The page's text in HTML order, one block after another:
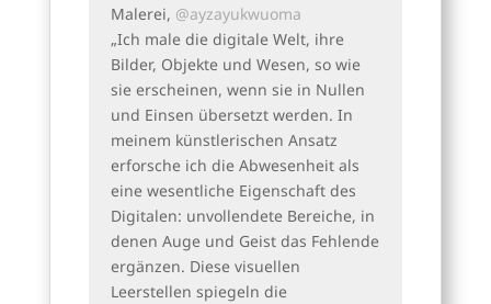
Malerei, @ayzayukwuoma
„Ich male die digitale Welt, ihre
Bilder, Objekte und Wesen, so wie
sie erscheinen, wenn sie in Nullen
und Einsen übersetzt werden. In
meinem künstlerischen Ansatz
erforsche ich die Abwesenheit als
eine wesentliche Eigenschaft des
Digitalen: unvollendete Bereiche, in
denen Auge und Geist das Fehlende
ergänzen. Diese visuellen
Leerstellen spiegeln die